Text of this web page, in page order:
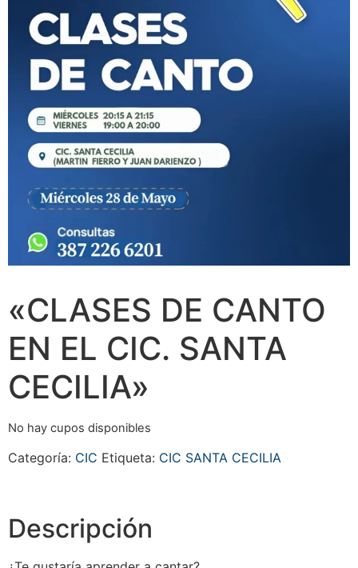
«CLASES DE CANTO
EN EL CIC. SANTA
CECILIA»
No hay cupos disponibles
Categoría: CIC Etiqueta: CIC SANTA CECILIA
Descripción